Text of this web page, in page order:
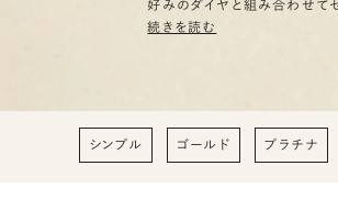
好みのダイヤと組み合わせて
続きを読む
シンプル ゴールド プラチナ